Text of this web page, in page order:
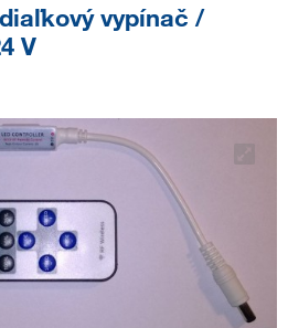
vypínač /
V